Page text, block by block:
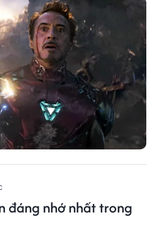
đáng nhớ nhất trong